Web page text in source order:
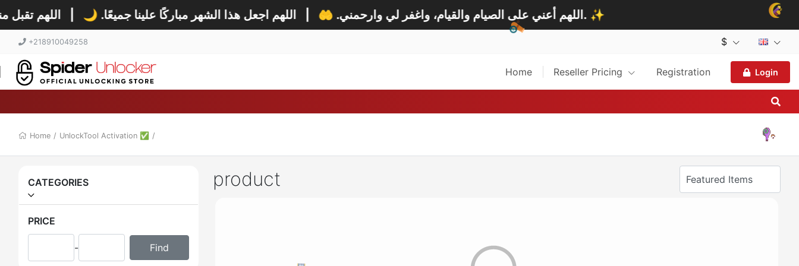
اللهم أعني على الصيام والقيام، واغفر لي وارحمني. 🤲| اللهم اجعل هذا الشهر مباركًا علينا جميعًا. 🌙| اللهم تقبل اللهم ارزقنا ليلة القدر وأكرمنا بكرمك يا كريم. ✨
+218910049258 $
Home Reseller Pricing Registration Login
Home / UnlockTool Activation ✅ /
CATEGORIES
PRICE
-
product